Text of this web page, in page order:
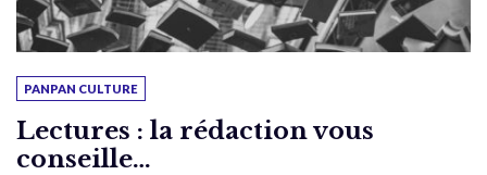
PANPAN CULTURE
Lectures : la rédaction vous
conseille…